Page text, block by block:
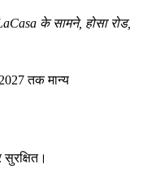
के सामने, होसा रोड,
तक मान्य
सुरक्षित।